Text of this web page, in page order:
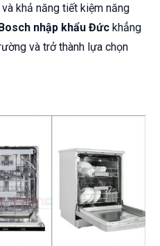
khả năng tiết kiệm năng
nhập khẩu Đức khẳng
và trở thành lựa chọn